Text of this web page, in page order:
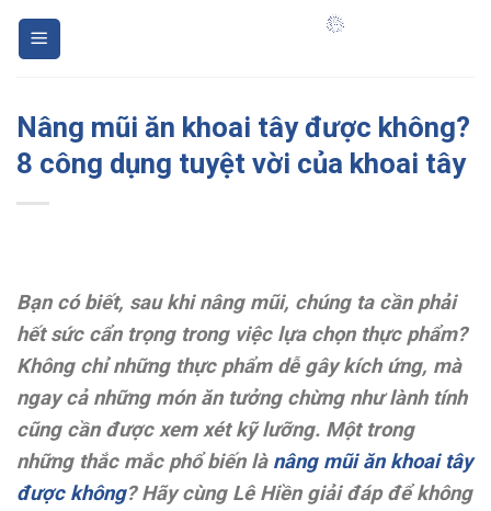
Skip
Nâng mũi ăn khoai tây được không?
8 công dụng tuyệt vời của khoai tây
Bạn có biết, sau khi nâng mũi, chúng ta cần phải
hết sức cẩn trọng trong việc lựa chọn thực phẩm?
Không chỉ những thực phẩm dễ gây kích ứng, mà
ngay cả những món ăn tưởng chừng như lành tính
cũng cần được xem xét kỹ lưỡng. Một trong
những thắc mắc phổ biến là nâng mũi ăn khoai tây
được không? Hãy cùng Lê Hiền giải đáp để không